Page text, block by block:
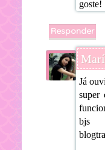
goste!
Responder
Já
super
bjs